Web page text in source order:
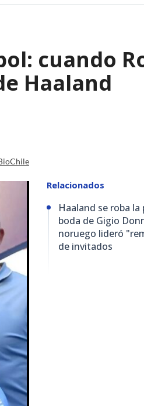
cuando
Haaland
Relacionados
Haaland se roba la
boda de Gigio
noruego lideró
de invitados